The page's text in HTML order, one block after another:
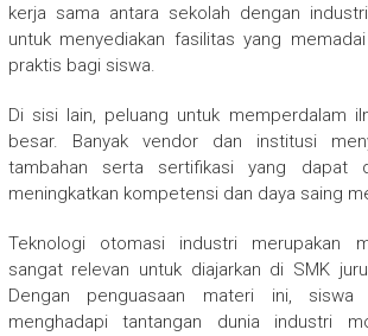
kerja sama antara sekolah dengan
untuk menyediakan fasilitas yang
praktis bagi siswa.
Di sisi lain, peluang untuk memperdalam
besar. Banyak vendor dan institusi
tambahan serta sertifikasi yang dapat
meningkatkan kompetensi dan daya saing
Teknologi otomasi industri merupakan
sangat relevan untuk diajarkan di SMK
Dengan penguasaan materi ini,
menghadapi tantangan dunia industri